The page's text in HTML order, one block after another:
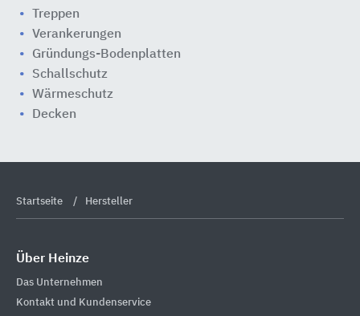
Treppen
Verankerungen
Gründungs-Bodenplatten
Schallschutz
Wärmeschutz
Decken
Startseite Hersteller
Über Heinze
Das Unternehmen
Kontakt und Kundenservice